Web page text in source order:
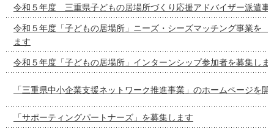
令和５年度 三重県子どもの居場所づくり応援アドバイザー派遣事
令和５年度「子どもの居場所」ニーズ・シーズマッチング
ます
令和５年度「子どもの居場所」インターンシップ参加者を募集しま
「三重県中小企業支援ネットワーク推進事業」のホームページを開
「サポーティングパートナーズ」を募集します